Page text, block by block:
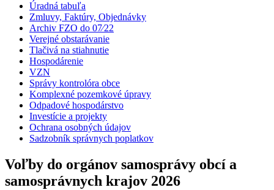
Úradná tabuľa
Zmluvy, Faktúry, Objednávky
Archiv FZO do 07⁄22
Verejné obstarávanie
Tlačivá na stiahnutie
Hospodárenie
VZN
Správy kontrolóra obce
Komplexné pozemkové úpravy
Odpadové hospodárstvo
Investície a projekty
Ochrana osobných údajov
Sadzobník správnych poplatkov
Voľby do orgánov samosprávy obcí a
samosprávnych krajov 2026